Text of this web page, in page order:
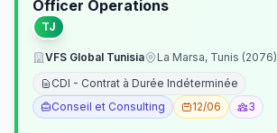
Officer Operations
TJ
VFS Global Tunisia
La Marsa, Tunis (2076)
CDI - Contrat à Durée Indéterminée
Conseil et Consulting
12/06 3